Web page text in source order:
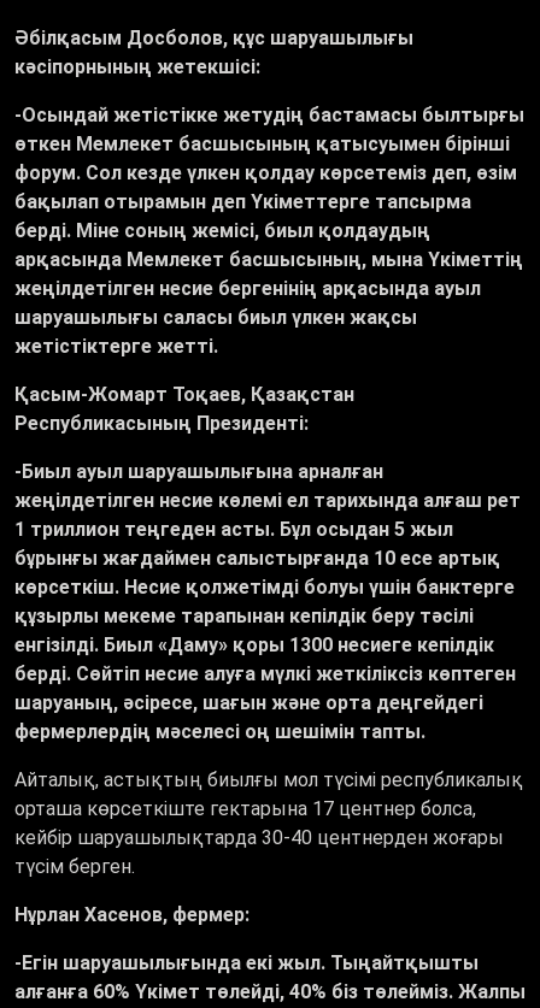
Әбілқасым Досболов, құс шаруашылығы
кәсіпорнының жетекшісі:
-Осындай жетістікке жетудің бастамасы былтырғы
өткен Мемлекет басшысының қатысуымен бірінші
форум. Сол кезде үлкен қолдау көрсетеміз деп, өзім
бақылап отырамын деп Үкіметтерге тапсырма
берді. Міне соның жемісі, биыл қолдаудың
арқасында Мемлекет басшысының, мына Үкіметтің
жеңілдетілген несие бергенінің арқасында ауыл
шаруашылығы саласы биыл үлкен жақсы
жетістіктерге жетті.
Қасым-Жомарт Тоқаев, Қазақстан
Республикасының Президенті:
-Биыл ауыл шаруашылығына арналған
жеңілдетілген несие көлемі ел тарихында алғаш рет
1 триллион теңгеден асты. Бұл осыдан 5 жыл
бұрынғы жағдаймен салыстырғанда 10 есе артық
көрсеткіш. Несие қолжетімді болуы үшін банктерге
құзырлы мекеме тарапынан кепілдік беру тәсілі
енгізілді. Биыл «Даму» қоры 1300 несиеге кепілдік
берді. Сөйтіп несие алуға мүлкі жеткіліксіз көптеген
шаруаның, әсіресе, шағын және орта деңгейдегі
фермерлердің мәселесі оң шешімін тапты.
Айталық, астықтың биылғы мол түсімі республикалық
орташа көрсеткіште гектарына 17 центнер болса,
кейбір шаруашылықтарда 30-40 центнерден жоғары
түсім берген.
Нұрлан Хасенов, фермер:
-Егін шаруашылығында екі жыл. Тыңайтқышты
алғанға 60% Үкімет төлейді, 40% біз төлейміз. Жалпы